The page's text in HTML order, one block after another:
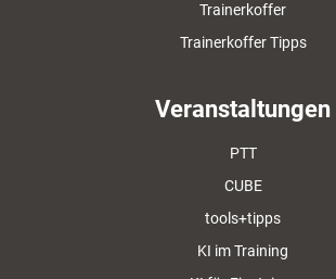
Trainerkoffer
Trainerkoffer Tipps
Veranstaltungen
PTT
CUBE
tools+tipps
KI im Training